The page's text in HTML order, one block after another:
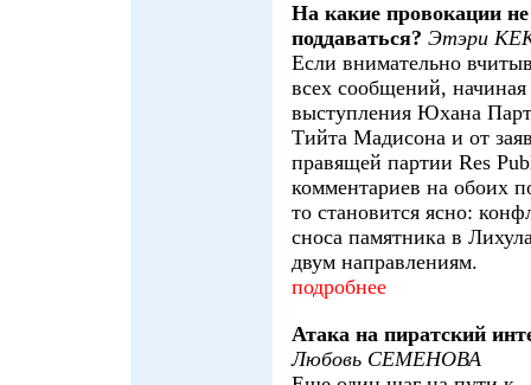
На какие провокации не
поддаваться? Этэри
Если внимательно
всех сообщений, начиная
выступления Юхана
Тийта Мадисона и от
правящей партии Res
комментариев на обоих
то становится ясно:
сноса памятника в
двум направлениям.
подробнее
Атака на пиратский
Любовь СЕМЕНОВА